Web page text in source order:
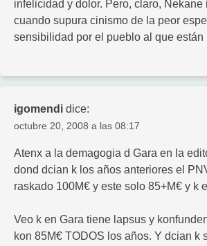
infelicidad y dolor. Pero, claro,
cuando supura cinismo de la peor
sensibilidad por el pueblo al que
igomendi dice:
octubre 20, 2008 a las 08:17
Atenx a la demagogia d Gara en la
dond dcian k los años anteriores el
raskado 100M€ y este solo 85+M€ y k
Veo k en Gara tiene lapsus y
kon 85M€ TODOS los años. Y dcian k